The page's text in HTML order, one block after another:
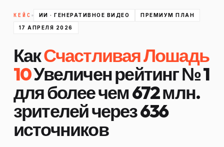
КЕЙС ИИ · ГЕНЕРАТИВНОЕ ВИДЕО ПРЕМИУМ ПЛАН
17 АПРЕЛЯ 2026
КакСчастливая Лошадь
10Увеличен рейтинг № 1
для более чем 672 млн.
зрителей через 636
источников